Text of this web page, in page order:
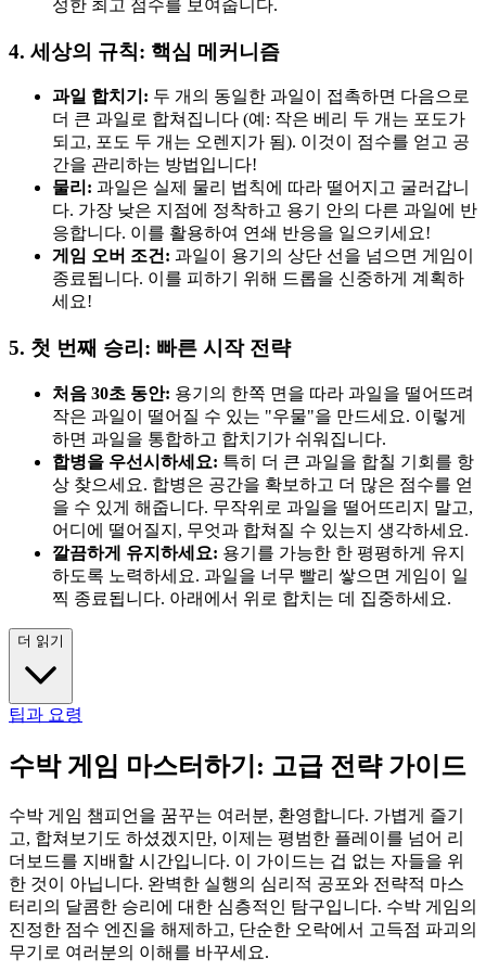
성한 최고 점수를 보여줍니다.
4. 세상의 규칙: 핵심 메커니즘
과일 합치기: 두 개의 동일한 과일이 접촉하면 다음으로
더 큰 과일로 합쳐집니다 (예: 작은 베리 두 개는 포도가
되고, 포도 두 개는 오렌지가 됨). 이것이 점수를 얻고 공
간을 관리하는 방법입니다!
물리: 과일은 실제 물리 법칙에 따라 떨어지고 굴러갑니
다. 가장 낮은 지점에 정착하고 용기 안의 다른 과일에 반
응합니다. 이를 활용하여 연쇄 반응을 일으키세요!
게임 오버 조건: 과일이 용기의 상단 선을 넘으면 게임이
종료됩니다. 이를 피하기 위해 드롭을 신중하게 계획하
세요!
5. 첫 번째 승리: 빠른 시작 전략
처음 30초 동안: 용기의 한쪽 면을 따라 과일을 떨어뜨려
작은 과일이 떨어질 수 있는 "우물"을 만드세요. 이렇게
하면 과일을 통합하고 합치기가 쉬워집니다.
합병을 우선시하세요: 특히 더 큰 과일을 합칠 기회를 항
상 찾으세요. 합병은 공간을 확보하고 더 많은 점수를 얻
을 수 있게 해줍니다. 무작위로 과일을 떨어뜨리지 말고,
어디에 떨어질지, 무엇과 합쳐질 수 있는지 생각하세요.
깔끔하게 유지하세요: 용기를 가능한 한 평평하게 유지
하도록 노력하세요. 과일을 너무 빨리 쌓으면 게임이 일
찍 종료됩니다. 아래에서 위로 합치는 데 집중하세요.
더 읽기
팁과 요령
수박 게임 마스터하기: 고급 전략 가이드
수박 게임 챔피언을 꿈꾸는 여러분, 환영합니다. 가볍게 즐기
고, 합쳐보기도 하셨겠지만, 이제는 평범한 플레이를 넘어 리
더보드를 지배할 시간입니다. 이 가이드는 겁 없는 자들을 위
한 것이 아닙니다. 완벽한 실행의 심리적 공포와 전략적 마스
터리의 달콤한 승리에 대한 심층적인 탐구입니다. 수박 게임의
진정한 점수 엔진을 해제하고, 단순한 오락에서 고득점 파괴의
무기로 여러분의 이해를 바꾸세요.